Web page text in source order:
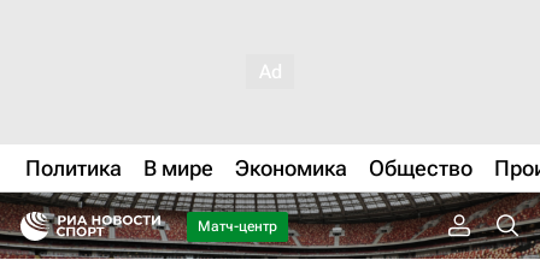
Политика В мире Экономика Общество
Матч-центр